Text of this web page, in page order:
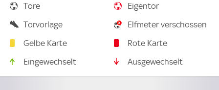
Tore
Eigentor
Torvorlage
Elfmeter verschossen
Gelbe Karte
Rote Karte
Eingewechselt
Ausgewechselt